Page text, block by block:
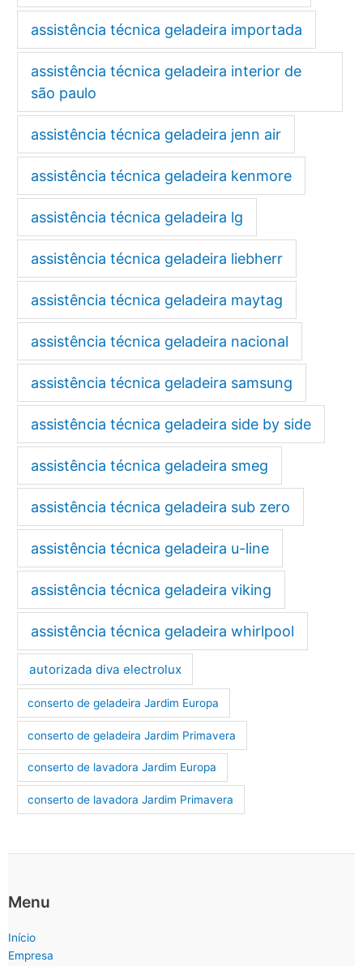
assistência técnica geladeira importada
assistência técnica geladeira interior de
são paulo
assistência técnica geladeira jenn air
assistência técnica geladeira kenmore
assistência técnica geladeira lg
assistência técnica geladeira liebherr
assistência técnica geladeira maytag
assistência técnica geladeira nacional
assistência técnica geladeira samsung
assistência técnica geladeira side by side
assistência técnica geladeira smeg
assistência técnica geladeira sub zero
assistência técnica geladeira u-line
assistência técnica geladeira viking
assistência técnica geladeira whirlpool
autorizada diva electrolux
conserto de geladeira Jardim Europa
conserto de geladeira Jardim Primavera
conserto de lavadora Jardim Europa
conserto de lavadora Jardim Primavera
Menu
Início
Empresa